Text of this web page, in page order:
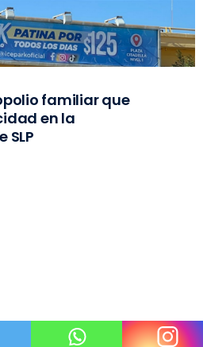
familiar que
en la